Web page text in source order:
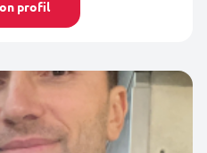
profil